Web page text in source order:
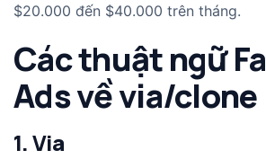
$20.000 đến $40.000 trên tháng.
Các thuật ngữ
Ads về via/clone
1. Via